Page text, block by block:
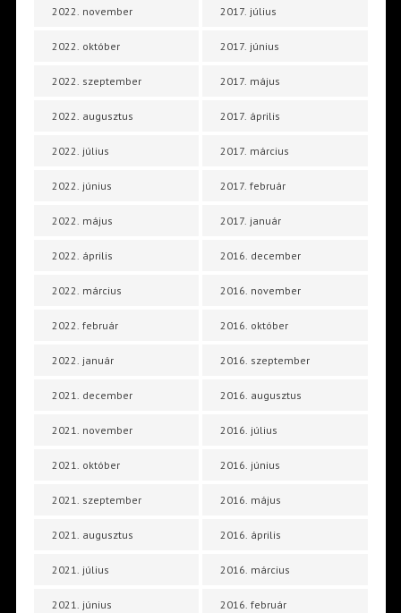
2022. november
2022. október
2022. szeptember
2022. augusztus
2022. július
2022. június
2022. május
2022. április
2022. március
2022. február
2022. január
2021. december
2021. november
2021. október
2021. szeptember
2021. augusztus
2021. július
2021. június
2017. július
2017. június
2017. május
2017. április
2017. március
2017. február
2017. január
2016. december
2016. november
2016. október
2016. szeptember
2016. augusztus
2016. július
2016. június
2016. május
2016. április
2016. március
2016. február